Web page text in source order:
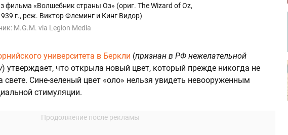
фильма «Волшебник страны Оз» (ориг. The Wizard of Oz,
г., реж. Виктор Флеминг и Кинг Видор)
M.G.M. via Legion Media
университета в Беркли (признан в РФ нежелательной
) утверждает, что открыла новый цвет, который прежде никогда не
свете. Сине-зеленый цвет «оло» нельзя увидеть невооруженным
стимуляции.